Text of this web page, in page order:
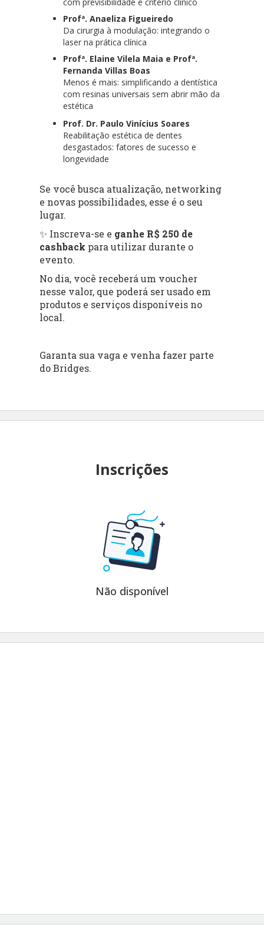
Profª. Anaeliza Figueiredo
Da cirurgia à modulação: integrando o
laser na prática clínica
Profª. Elaine Vilela Maia e Profª.
Fernanda Villas Boas
Menos é mais: simplificando a dentística
com resinas universais sem abrir mão da
estética
Prof. Dr. Paulo Vinícius Soares
Reabilitação estética de dentes
desgastados: fatores de sucesso e
longevidade
Se você busca atualização, networking
e novas possibilidades, esse é o seu
lugar.
✨ Inscreva-se e ganhe R$ 250 de
cashback para utilizar durante o
evento.
No dia, você receberá um voucher
nesse valor, que poderá ser usado em
produtos e serviços disponíveis no
local.
Garanta sua vaga e venha fazer parte
do Bridges.
Inscrições
Não disponível